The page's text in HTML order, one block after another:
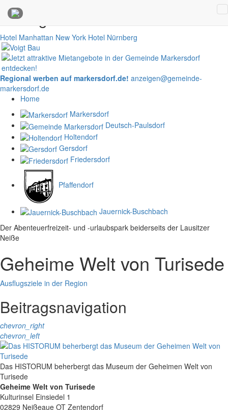
Anzeigen
Hotel Manhattan New York Hotel Nürnberg
Regional werben auf markersdorf.de! anzeigen@gemeinde-
markersdorf.de
Home
Markersdorf
Deutsch-Paulsdorf
Holtendorf
Gersdorf
Friedersdorf
Pfaffendorf
Jauernick-Buschbach
Der Abenteuerfreizeit- und -urlaubspark beiderseits der Lausitzer
Neiße
Geheime Welt von Turisede
Ausflugsziele in der Region
Beitragsnavigation
chevron_right
chevron_left
Das HISTORUM beherbergt das Museum der Geheimen Welt von
Turisede
Geheime Welt von Turisede
Kulturinsel Einsiedel 1
02829 Neißeaue OT Zentendorf